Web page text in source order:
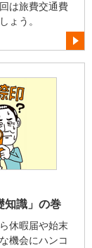
は旅費交通費
ょう。
知識」の巻
休暇届や始末
機会にハンコ